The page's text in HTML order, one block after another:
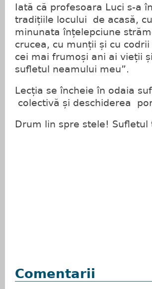
Iată că profesoara Luci s-a
tradițiile locului de acasă,
minunata înțelepciune
crucea, cu munții și cu
cei mai frumoși ani ai vieții
sufletul neamului meu”.
Lecția se încheie în odaia
colectivă și deschiderea
Drum lin spre stele!
Comentarii